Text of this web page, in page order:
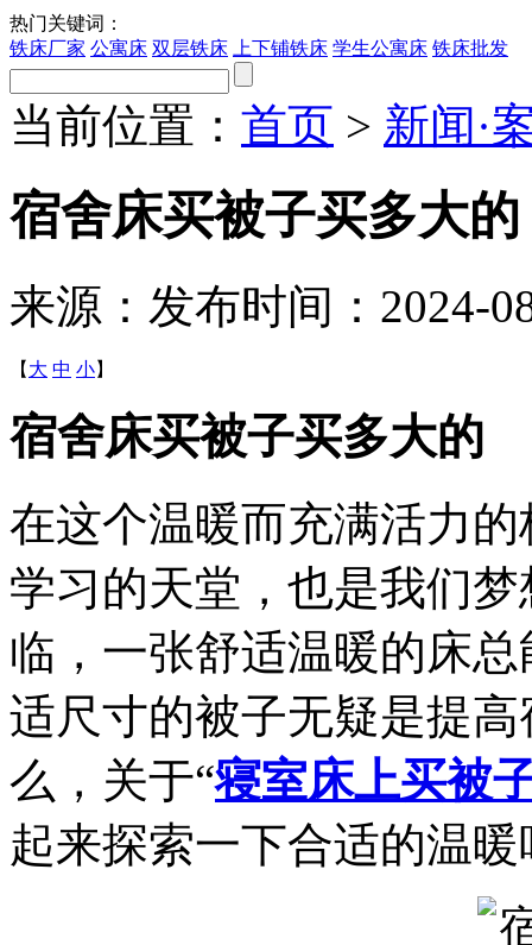
热门关键词：
铁床厂家 公寓床 双层铁床 上下铺铁床 学生公寓床 铁床批发
当前位置： 首页 > 新闻·
宿舍床买被子买多大的
来源： 发布时间：2024-
【 大 中 小】
宿舍床买被子买多大的
在这个温暖而充满活力
学习的天堂，也是我们
临，一张舒适温暖的床
适尺寸的被子无疑是提
么，关于“寝室床上买被
起来探索一下合适的温暖